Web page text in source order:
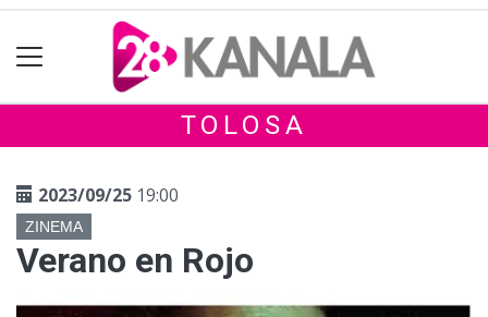
TOLOSA
2023/09/25 19:00
ZINEMA
Verano en Rojo